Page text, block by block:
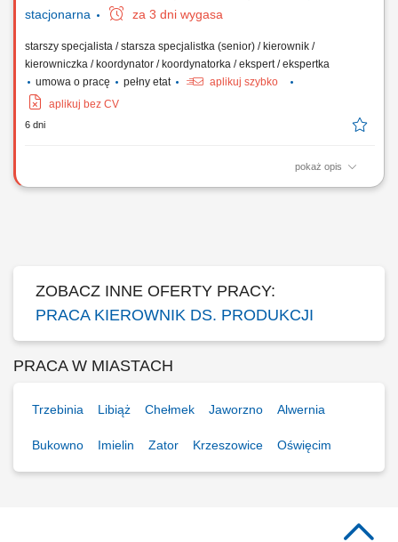
stacjonarna
za 3 dni wygasa
starszy specjalista / starsza specjalistka (senior) / kierownik /
kierowniczka / koordynator / koordynatorka / ekspert / ekspertka
umowa o pracę
pełny etat
aplikuj szybko
aplikuj bez CV
6 dni
pokaż opis
Kluczowe zadania: Zarządzanie zespołem ok. 30 pracowników (ocena
ZOBACZ INNE OFERTY PRACY:
PRACA KIEROWNIK DS. PRODUKCJI
PRACA W MIASTACH
Trzebinia Libiąż Chełmek Jaworzno Alwernia
Bukowno Imielin Zator Krzeszowice Oświęcim